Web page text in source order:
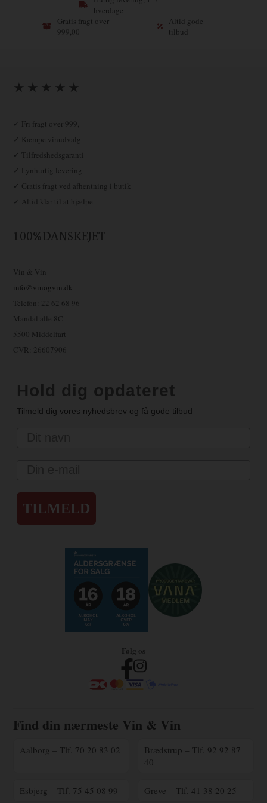
hverdage
Gratis fragt over
999,00
Altid gode
tilbud
★ ★ ★ ★ ★
✓ Fri fragt over 999,-
✓ Kæmpe vinudvalg
✓ Tilfredshedsgaranti
✓ Lynhurtig levering
✓ Gratis fragt ved afhentning i butik
✓ Altid klar til at hjælpe
100% DANSKEJET
Vin & Vin
info@vinogvin.dk
Telefon: 22 62 68 96
Mandal alle 8C
5500 Middelfart
CVR: 26607906
Hold dig opdateret
Tilmeld dig vores nyhedsbrev og få gode tilbud
TILMELD
Følg os
Find din nærmeste Vin & Vin
Aalborg – Tlf. 70 20 83 02
Brædstrup – Tlf. 92 92 87
40
Esbjerg – Tlf. 75 45 08 99 Greve – Tlf. 41 38 20 25